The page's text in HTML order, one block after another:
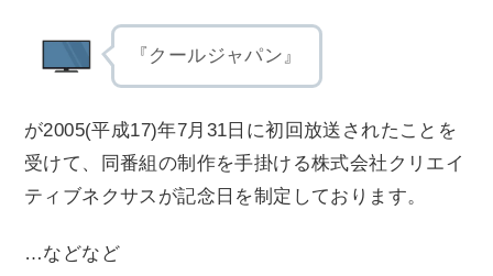
『クールジャパン』
が2005(平成17)年7月31日に初回放送されたことを
受けて、同番組の制作を手掛ける株式会社クリエイ
ティブネクサスが記念日を制定しております。
…などなど